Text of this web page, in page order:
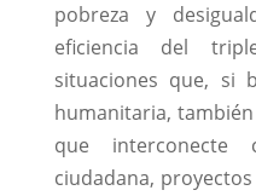
pobreza y
eficiencia del
situaciones que, si
humanitaria,
que interconecte
ciudadana,